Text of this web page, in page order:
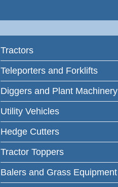
Tractors
Teleporters and Forklifts
Diggers and Plant Machinery
Utility Vehicles
Hedge Cutters
Tractor Toppers
Balers and Grass Equipment